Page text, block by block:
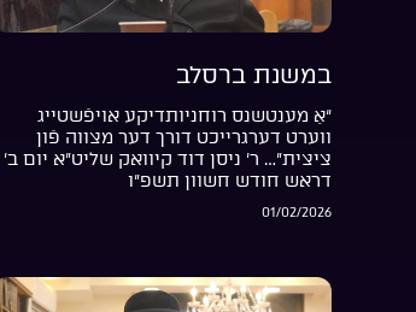
במשנת ברסלב
“אַ מענטשנס רוחניותדיקע אויפֿשטייג
ווערט דערגרייכט דורך דער מצווה פֿון
ציצית”… ר’ ניסן דוד קיוואק שליט”א יום ב’
דראש חודש חשוון תשפ”ו
01/02/2026